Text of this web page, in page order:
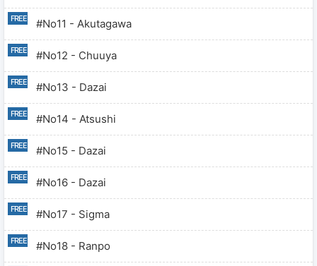
#no11 - Akutagawa
#no12 - Chuuya
#no13 - Dazai
#no14 - Atsushi
#no15 - Dazai
#no16 - Dazai
#no17 - Sigma
#no18 - Ranpo